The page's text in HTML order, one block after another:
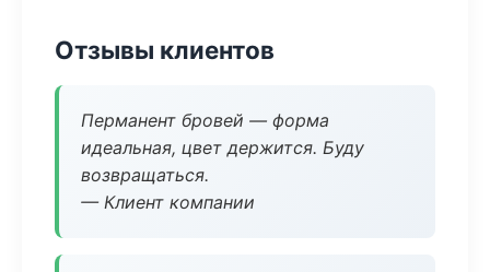
Отзывы клиентов
Перманент бровей — форма
идеальная, цвет держится. Буду
возвращаться.
— Клиент компании